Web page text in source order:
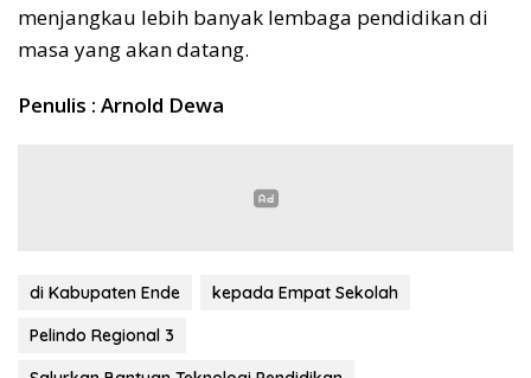
menjangkau lebih banyak lembaga pendidikan di
masa yang akan datang.
Penulis : Arnold Dewa
di Kabupaten Ende
kepada Empat Sekolah
Pelindo Regional 3